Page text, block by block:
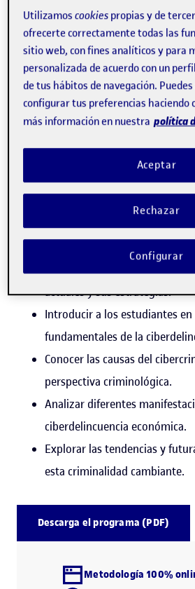
aprenderás a:
Comprender el creciente
delincuencia económica.
Analizar los nuevos retos en
lucha contra el cibercrimen
cibercrimen económico.
Identificar a los actores
Examinar las implicaciones
actuales y sus estrategias.
Introducir a los estudiantes
fundamentales de la
Conocer las causas del
perspectiva criminológica.
Analizar diferentes
ciberdelincuencia económica.
Explorar las tendencias y
esta criminalidad cambiante.
Descarga el programa (PDF)
Metodología 100%
Utilizamoscookies propias y de
ofrecerte correctamente todas las
sitio web, con fines analíticos y para
personalizada de acuerdo con un
de tus hábitos de navegación.
configurar tus preferencias haciendo
más información en nuestra política
Rechazar
Aceptar
Configurar